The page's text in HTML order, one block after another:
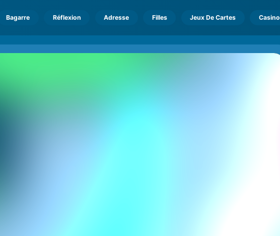
Bagarre Réflexion Adresse Filles Jeux De Cartes Casino